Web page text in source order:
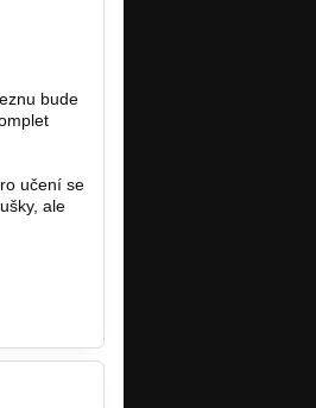
bude
učení se
ale